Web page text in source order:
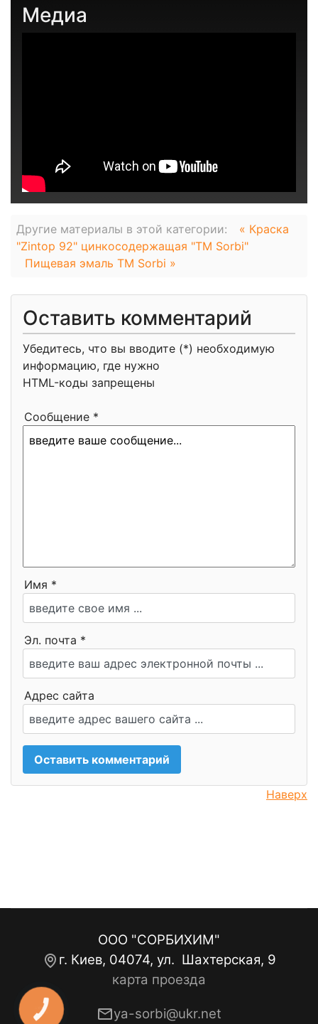
Медиа
Другие материалы в этой категории:
« Краска
"Zintop 92" цинкосодержащая "TM Sorbi"
Пищевая эмаль TM Sorbi »
Оставить комментарий
Убедитесь, что вы вводите (*) необходимую
информацию, где нужно
HTML-коды запрещены
Сообщение *
Имя *
Эл. почта *
Адрес сайта
Наверх
ООО "СОРБИХИМ"
г. Киев, 04074, ул. Шахтерская, 9
карта проезда
ya-sorbi@ukr.net
КНОПКА
ЗВ'ЯЗКУ